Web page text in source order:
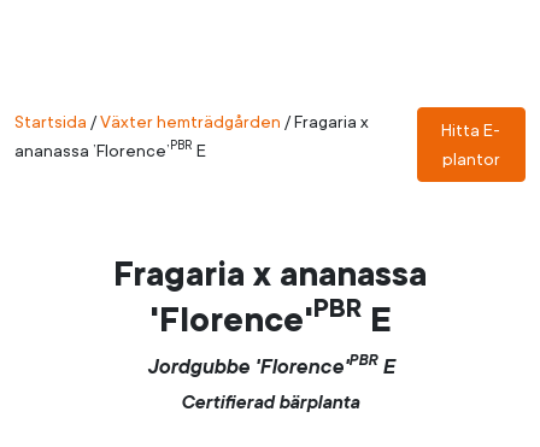
Startsida /Växter hemträdgården /Fragaria x
ananassa ’Florence’ PBR E
Hitta E-
plantor
Fragaria x ananassa
'Florence'PBRE
Jordgubbe 'Florence'PBRE
Certifierad bärplanta